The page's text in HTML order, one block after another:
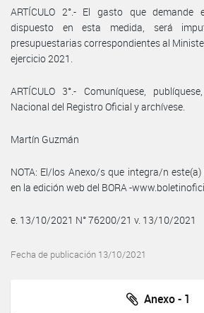
ARTÍCULO 2°.- El gasto que
dispuesto en esta medida, será
presupuestarias correspondientes al
ejercicio 2021.
ARTÍCULO 3°.- Comuníquese,
Nacional del Registro Oficial y archívese.
Martín Guzmán
NOTA: El/los Anexo/s que integra/n
en la edición web del BORA -
e. 13/10/2021 N° 76200/21 v. 13/10/2021
Fecha de publicación 13/10/2021
Anexo - 1